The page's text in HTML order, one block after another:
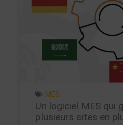
MES
Un logiciel MES qui
plusieurs sites en